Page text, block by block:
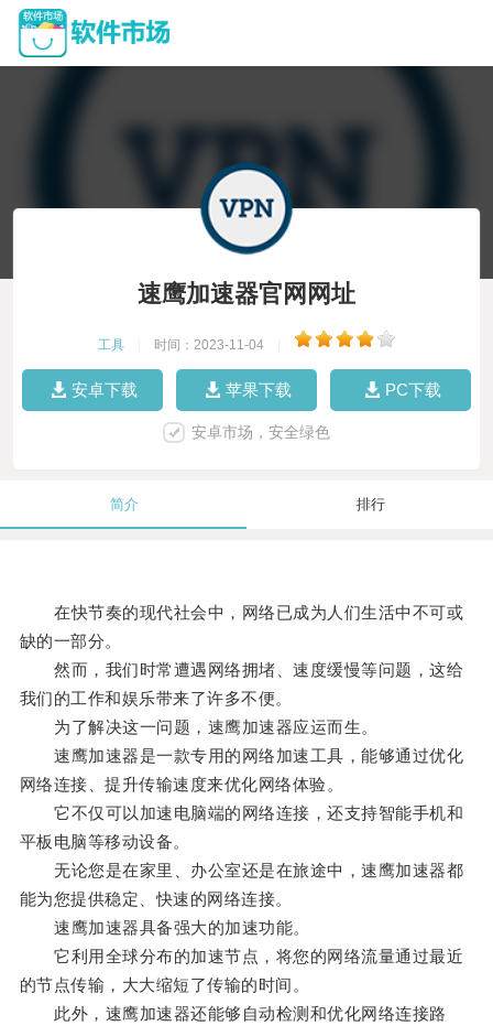
速鹰加速器官网网址
工具 时间：2023-11-04
安卓下载 苹果下载 PC下载
安卓市场，安全绿色
简介 排行
在快节奏的现代社会中，网络已成为人们生活中不可或
缺的一部分。
然而，我们时常遭遇网络拥堵、速度缓慢等问题，这给
我们的工作和娱乐带来了许多不便。
为了解决这一问题，速鹰加速器应运而生。
速鹰加速器是一款专用的网络加速工具，能够通过优化
网络连接、提升传输速度来优化网络体验。
它不仅可以加速电脑端的网络连接，还支持智能手机和
平板电脑等移动设备。
无论您是在家里、办公室还是在旅途中，速鹰加速器都
能为您提供稳定、快速的网络连接。
速鹰加速器具备强大的加速功能。
它利用全球分布的加速节点，将您的网络流量通过最近
的节点传输，大大缩短了传输的时间。
此外，速鹰加速器还能够自动检测和优化网络连接路